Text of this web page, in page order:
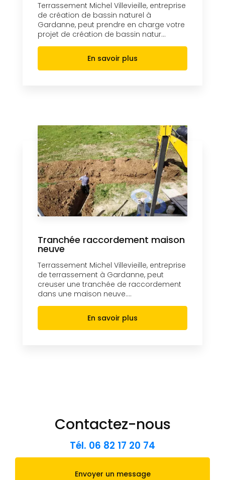
Terrassement Michel Villevieille, entreprise
de création de bassin naturel à
Gardanne, peut prendre en charge votre
projet de création de bassin natur...
En savoir plus
Tranchée raccordement maison
neuve
Terrassement Michel Villevieille, entreprise
de terrassement à Gardanne, peut
creuser une tranchée de raccordement
dans une maison neuve....
En savoir plus
Contactez-nous
Tél. 06 82 17 20 74
Envoyer un message